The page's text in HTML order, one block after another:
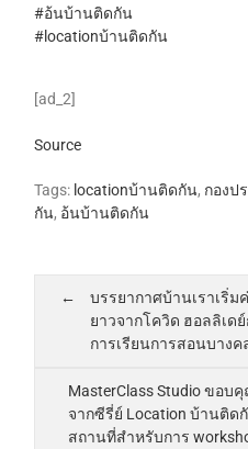
#อ้นบ้านติดกัน
#locationบ้านติดกัน
[ad_2]
Source
Tags: locationบ้านติดกัน, กองป
กัน, อ้นบ้านติดกัน
บรรยากาศบ้านเราเริ่
ยาวจากโควิด ฮอลลิเด
การเรียนการสอนบางค
MasterClass Studio ขอ
จากซีรี่ย์ Location บ้านติด
สถานที่สำหรับการ